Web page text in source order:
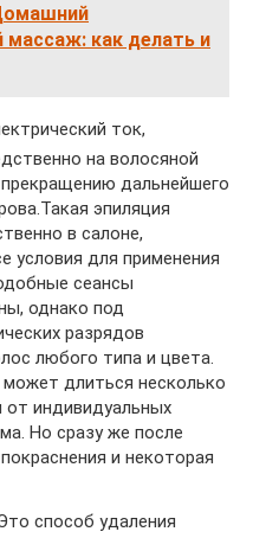
как делать и
ток,
на волосяной
дальнейшего
эпиляция
в салоне,
условия для применения
сеансы
однако под
разрядов
любого типа и цвета.
длиться несколько
от индивидуальных
Но сразу же после
и некоторая
способ удаления